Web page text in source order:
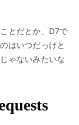
とだとか、D7で
はいつだっけと
ゃないみたいな